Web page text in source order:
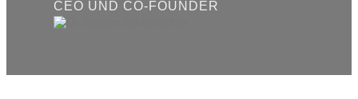
CEO UND CO-FOUNDER